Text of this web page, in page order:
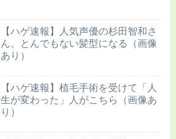
【ハゲ速報】人気声優の杉田智和さ
ん、とんでもない髪型になる（画像
あり）
【ハゲ速報】植毛手術を受けて「人
生が変わった」人がこちら（画像あ
り）